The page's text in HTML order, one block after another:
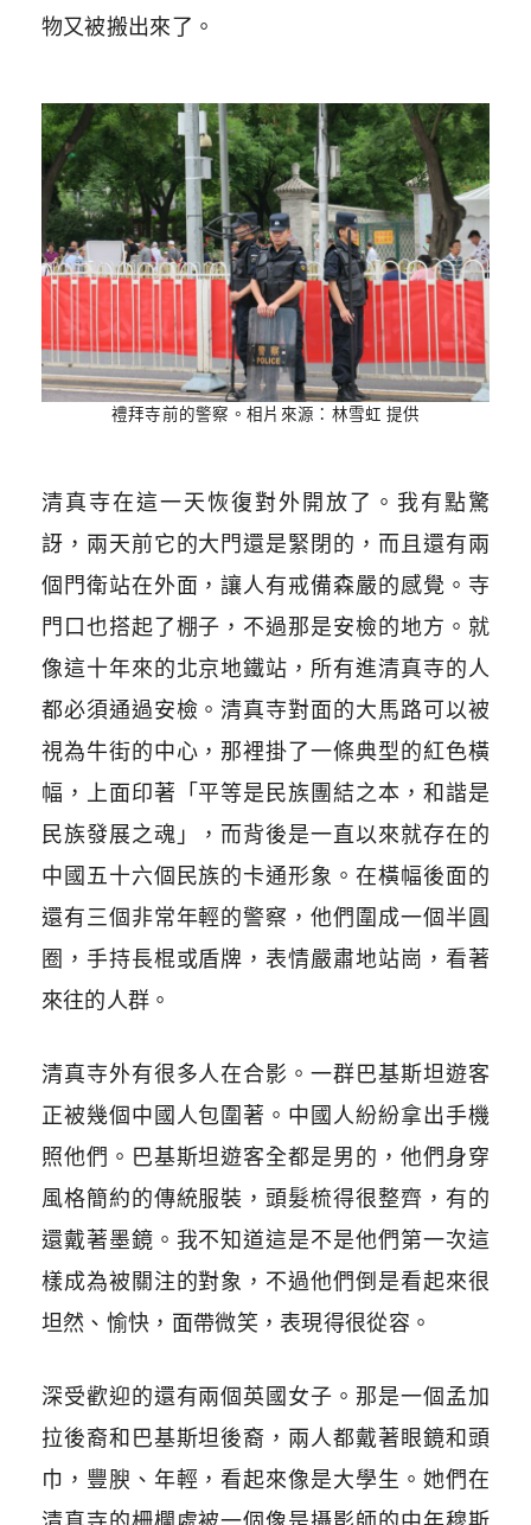
物又被搬出來了。
禮拜寺前的警察。相片來源：林雪虹 提供
清真寺在這一天恢復對外開放了。我有點驚
訝，兩天前它的大門還是緊閉的，而且還有兩
個門衛站在外面，讓人有戒備森嚴的感覺。寺
門口也搭起了棚子，不過那是安檢的地方。就
像這十年來的北京地鐵站，所有進清真寺的人
都必須通過安檢。清真寺對面的大馬路可以被
視為牛街的中心，那裡掛了一條典型的紅色橫
幅，上面印著「平等是民族團結之本，和諧是
民族發展之魂」，而背後是一直以來就存在的
中國五十六個民族的卡通形象。在橫幅後面的
還有三個非常年輕的警察，他們圍成一個半圓
圈，手持長棍或盾牌，表情嚴肅地站崗，看著
來往的人群。
清真寺外有很多人在合影。一群巴基斯坦遊客
正被幾個中國人包圍著。中國人紛紛拿出手機
照他們。巴基斯坦遊客全都是男的，他們身穿
風格簡約的傳統服裝，頭髮梳得很整齊，有的
還戴著墨鏡。我不知道這是不是他們第一次這
樣成為被關注的對象，不過他們倒是看起來很
坦然、愉快，面帶微笑，表現得很從容。
深受歡迎的還有兩個英國女子。那是一個孟加
拉後裔和巴基斯坦後裔，兩人都戴著眼鏡和頭
巾，豐腴、年輕，看起來像是大學生。她們在